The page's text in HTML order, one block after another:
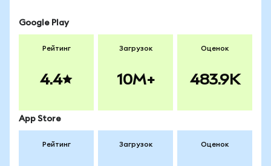
Google Play
Рейтинг
4.4
Загрузок
10M+
Оценок
483.9K
App Store
Рейтинг Загрузок Оценок